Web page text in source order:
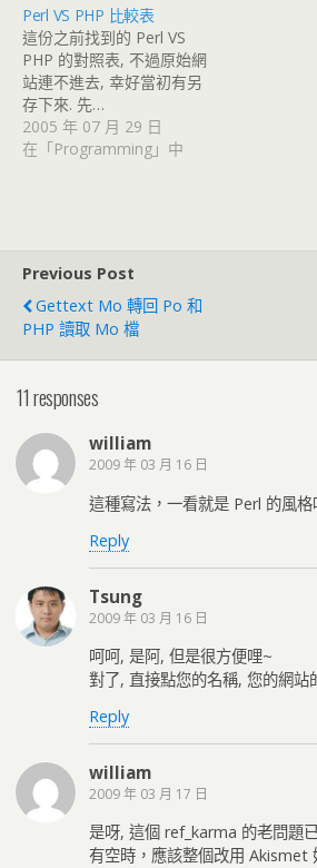
Perl VS PHP 比較表
這份之前找到的 Perl VS
PHP 的對照表, 不過原始網
站連不進去, 幸好當初有另
存下來. 先…
2005 年 07 月 29 日
在「Programming」中
Previous Post
Gettext Mo 轉回 Po 和
PHP 讀取 Mo 檔
11 responses
william
2009 年 03 月 16 日
這種寫法，一看就是 Perl 的風格
Reply
Tsung
2009 年 03 月 16 日
呵呵, 是阿, 但是很方便哩~
對了, 直接點您的名稱, 您的網
Reply
william
2009 年 03 月 17 日
是呀, 這個 ref_karma 的老問題
有空時，應該整個改用 Akismet